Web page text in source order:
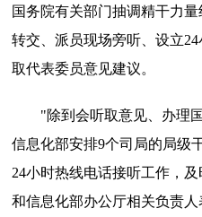
国务院有关部门抽调精干力
转交、派员现场旁听、设立
取代表委员意见建议。
"除到会听取意见、办理
信息化部安排9个司局的局级
24小时热线电话接听工作，
和信息化部办公厅相关负责人